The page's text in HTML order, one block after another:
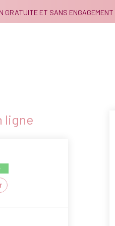
GRATUITE ET SANS ENGAGEMENT
ligne